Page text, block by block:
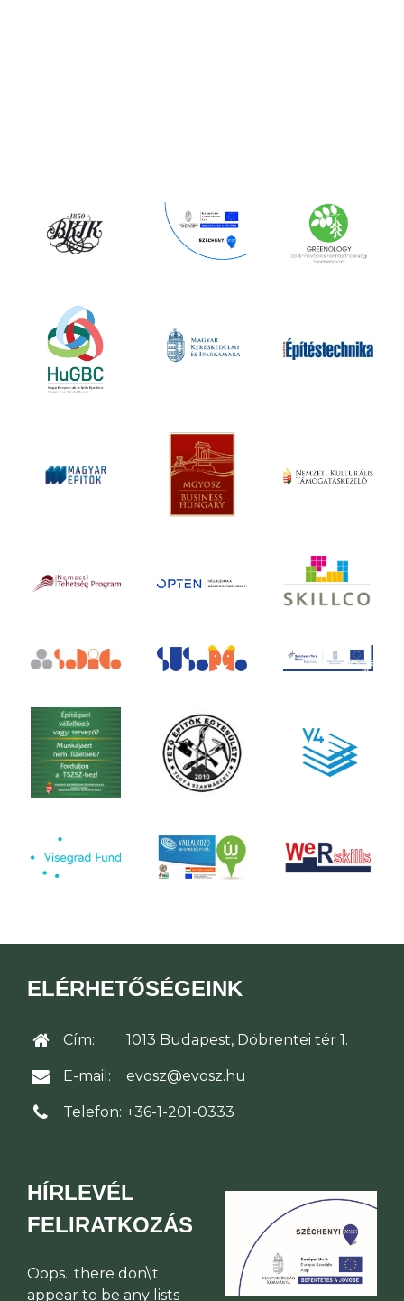
ELÉRHETŐSÉGEINK
Cím: 1013 Budapest, Döbrentei tér 1.
E-mail: evosz@evosz.hu
Telefon: +36-1-201-0333
HÍRLEVÉL
FELIRATKOZÁS
Oops.. there don\'t
appear to be any lists